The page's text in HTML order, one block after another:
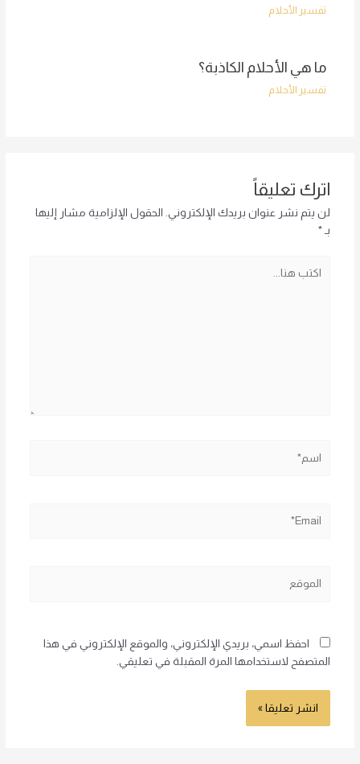
تفسير الأحلام
ما هي الأحلام الكاذبة؟
تفسير الأحلام
اترك تعليقاً
لن يتم نشر عنوان بريدك الإلكتروني. الحقول الإلزامية مشار إليها
بـ *
احفظ اسمي، بريدي الإلكتروني، والموقع الإلكتروني في هذا
المتصفح لاستخدامها المرة المقبلة في تعليقي.